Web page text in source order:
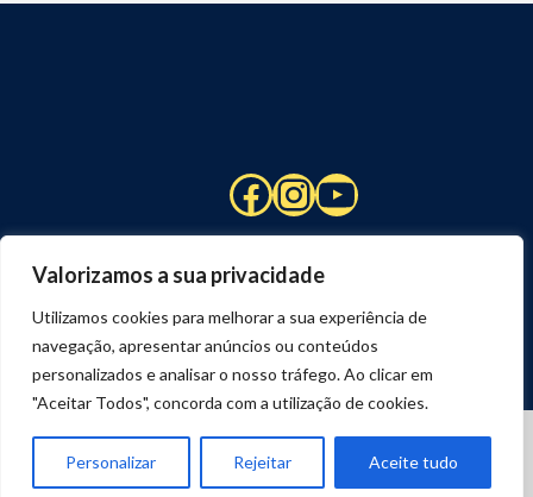
Valorizamos a sua privacidade
Utilizamos cookies para melhorar a sua experiência de
navegação, apresentar anúncios ou conteúdos
personalizados e analisar o nosso tráfego. Ao clicar em
"Aceitar Todos", concorda com a utilização de cookies.
Personalizar Rejeitar Aceite tudo
Facebook
Instagram
YouTube
DESENVOLVIDO POR
JOSEXAVIER.COM